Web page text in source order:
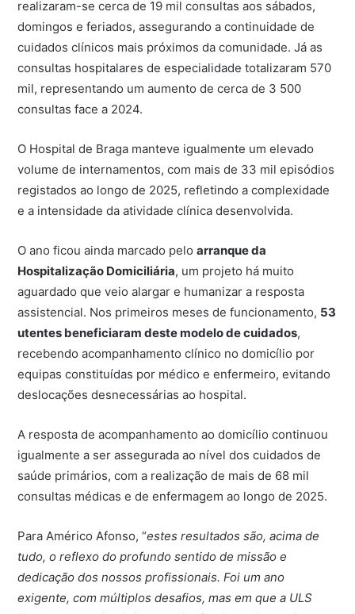
realizaram-se cerca de 19 mil consultas aos sábados,
domingos e feriados, assegurando a continuidade de
cuidados clínicos mais próximos da comunidade. Já as
consultas hospitalares de especialidade totalizaram 570
mil, representando um aumento de cerca de 3 500
consultas face a 2024.
O Hospital de Braga manteve igualmente um elevado
volume de internamentos, com mais de 33 mil episódios
registados ao longo de 2025, refletindo a complexidade
e a intensidade da atividade clínica desenvolvida.
O ano ficou ainda marcado peloarranque da
Hospitalização Domiciliária, um projeto há muito
aguardado que veio alargar e humanizar a resposta
assistencial. Nos primeiros meses de funcionamento, 53
utentes beneficiaram deste modelo de cuidados,
recebendo acompanhamento clínico no domicílio por
equipas constituídas por médico e enfermeiro, evitando
deslocações desnecessárias ao hospital.
A resposta de acompanhamento ao domicílio continuou
igualmente a ser assegurada ao nível dos cuidados de
saúde primários, com a realização de mais de 68 mil
consultas médicas e de enfermagem ao longo de 2025.
Para Américo Afonso, “estes resultados são, acima de
tudo, o reflexo do profundo sentido de missão e
dedicação dos nossos profissionais. Foi um ano
exigente, com múltiplos desafios, mas em que a ULS